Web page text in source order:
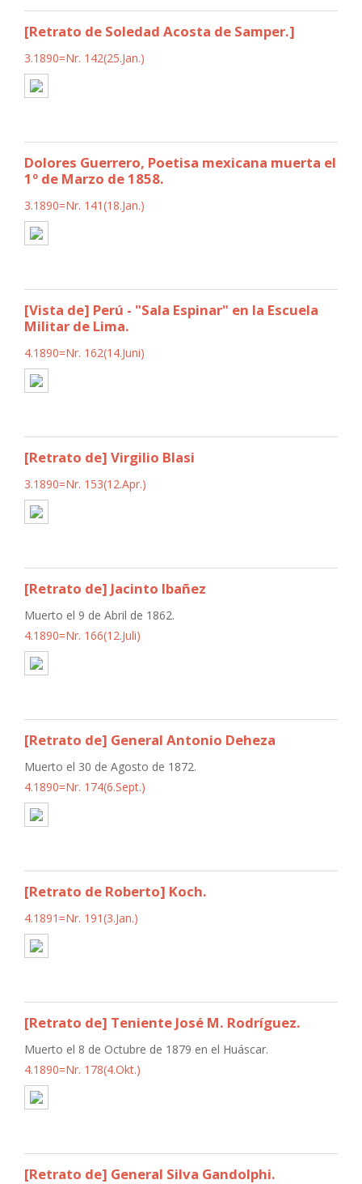
[Retrato de Soledad Acosta de Samper.]
3.1890=Nr. 142(25.Jan.)
Dolores Guerrero, Poetisa mexicana muerta el
1º de Marzo de 1858.
3.1890=Nr. 141(18.Jan.)
[Vista de] Perú - "Sala Espinar" en la Escuela
Militar de Lima.
4.1890=Nr. 162(14.Juni)
[Retrato de] Virgilio Blasi
3.1890=Nr. 153(12.Apr.)
[Retrato de] Jacinto Ibañez
Muerto el 9 de Abril de 1862.
4.1890=Nr. 166(12.Juli)
[Retrato de] General Antonio Deheza
Muerto el 30 de Agosto de 1872.
4.1890=Nr. 174(6.Sept.)
[Retrato de Roberto] Koch.
4.1891=Nr. 191(3.Jan.)
[Retrato de] Teniente José M. Rodríguez.
Muerto el 8 de Octubre de 1879 en el Huáscar.
4.1890=Nr. 178(4.Okt.)
[Retrato de] General Silva Gandolphi.